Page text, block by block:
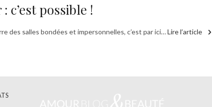
c’est possible !
des salles bondées et impersonnelles, c’est par ici…Lire l’article